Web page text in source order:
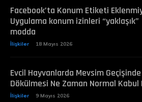
Facebook’ta Konum Etiketi
Uygulama konum izinleri “yaklaşık”
modda
İlişkiler 18 Mayıs 2026
Evcil Hayvanlarda Mevsim
Dökülmesi Ne Zaman Normal Kabul
İlişkiler 9 Mayıs 2026